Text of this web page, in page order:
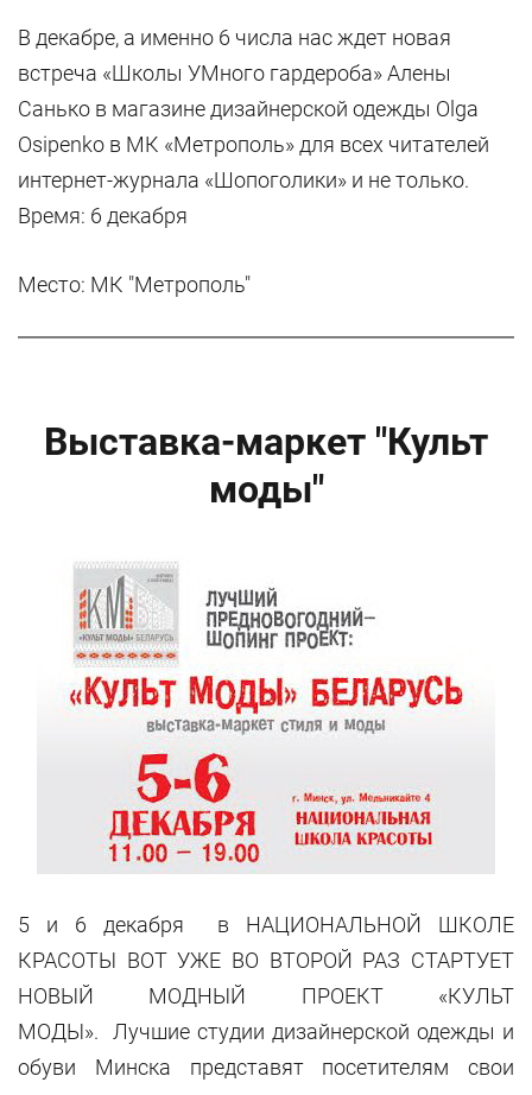
В декабре, а именно 6 числа нас ждет новая
встреча «Школы УМного гардероба» Алены
Санько в магазине дизайнерской одежды Olga
Osipenko в МК «Метрополь» для всех читателей
интернет-журнала «Шопоголики» и не только.
Время: 6 декабря
Место: МК "Метрополь"
Выставка-маркет "Культ
моды"
5 и 6 декабря в НАЦИОНАЛЬНОЙ ШКОЛЕ
КРАСОТЫ ВОТ УЖЕ ВО ВТОРОЙ РАЗ СТАРТУЕТ
НОВЫЙ МОДНЫЙ ПРОЕКТ «КУЛЬТ
МОДЫ». Лучшие студии дизайнерской одежды и
обуви Минска представят посетителям свои